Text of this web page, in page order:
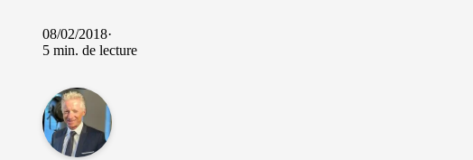
08/02/2018
5 min. de lecture